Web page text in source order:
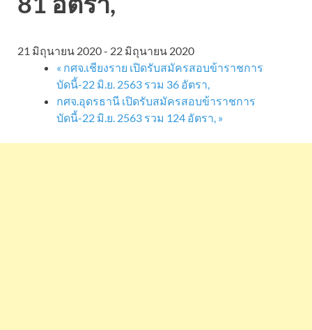
21 มิถุนายน 2020- 22 มิถุนายน 2020
« กศจ.เชียงราย เปิดรับสมัครสอบข้าราชการ
บัดนี้-22 มิ.ย. 2563 รวม 36 อัตรา,
กศจ.อุดรธานี เปิดรับสมัครสอบข้าราชการ
บัดนี้-22 มิ.ย. 2563 รวม 124 อัตรา, »